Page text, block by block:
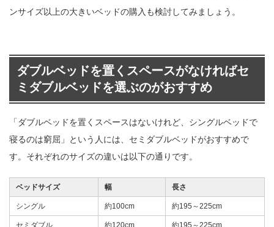
ンサイズ以上の大きいベッドの購入も検討してみましょう。
ダブルベッドを置くスペースがなければセ
ミダブルベッドを選ぶのがおすすめ
「ダブルベッドを置くスペースはないけれど、シングルベッドで
寝るのは窮屈」という人には、セミダブルベッドがおすすめで
す。それぞれのサイズの違いは以下の通りです。
ベッドサイズ 幅 長さ
シングル 約100cm 約195～225cm
セミダブル 約120cm 約195～225cm